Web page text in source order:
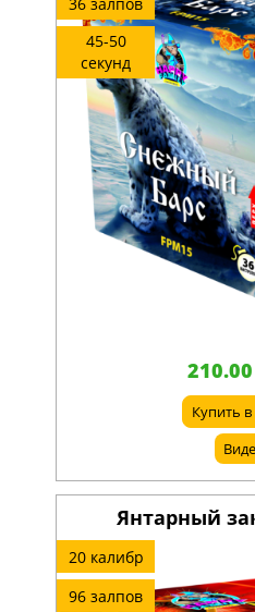
45-50
секунд
Купить в
Янтарный
20 калибр
96 залпов